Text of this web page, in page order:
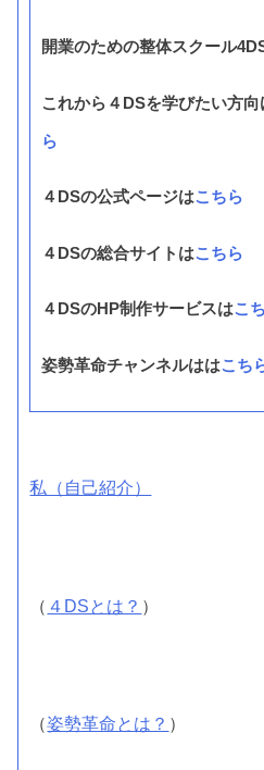
開業のための整体スクール
これから４DSを学びたい方
ら
４DSの公式ページはこちら
４DSの総合サイトはこちら
４DSのHP制作サービスはこ
姿勢革命チャンネルははこち
私（自己紹介）
（ ４DSとは？ ）
（姿勢革命とは？ ）